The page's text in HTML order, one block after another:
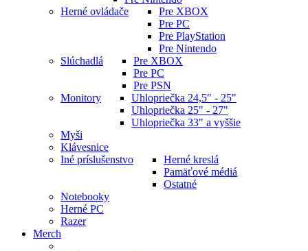
Herné ovládače
Pre XBOX
Pre PC
Pre PlayStation
Pre Nintendo
Slúchadlá
Pre XBOX
Pre PC
Pre PSN
Monitory
Uhlopriečka 24,5" - 25"
Uhlopriečka 25" - 27"
Uhlopriečka 33" a vyššie
Myši
Klávesnice
Iné príslušenstvo
Herné kreslá
Pamäťové médiá
Ostatné
Notebooky
Herné PC
Razer
Merch